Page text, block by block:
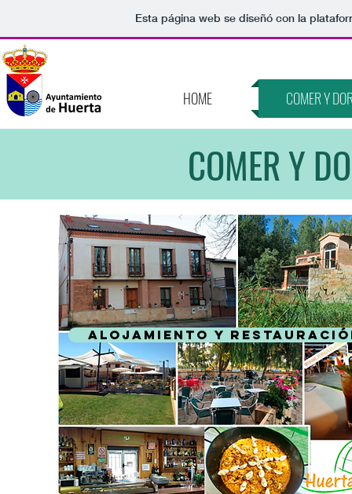
Esta página web se diseñó con la
HOME COMER Y
COMER Y
Alojamiento y